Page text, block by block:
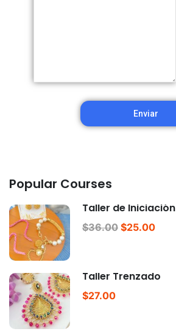
Popular Courses
Taller de Iniciación
$36.00 $25.00
Taller Trenzado
$27.00